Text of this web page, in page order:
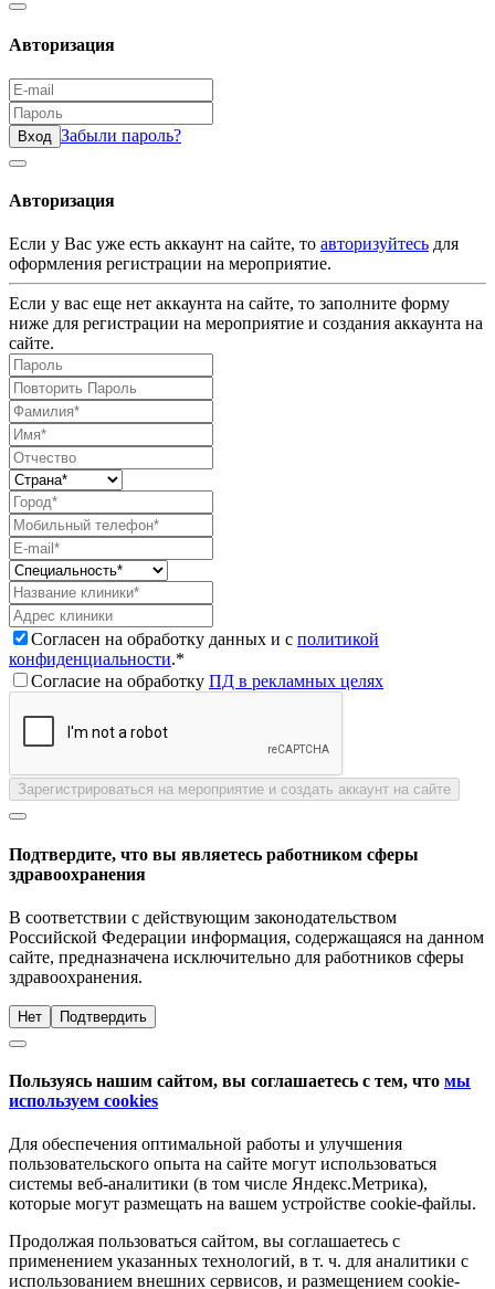
Авторизация
Вход Забыли пароль?
Авторизация
Если у Вас уже есть аккаунт на сайте, то авторизуйтесь для
оформления регистрации на мероприятие.
Если у вас еще нет аккаунта на сайте, то заполните форму
ниже для регистрации на мероприятие и создания аккаунта на
сайте.
Согласен на обработку данных и с политикой
конфиденциальности.*
Согласие на обработку ПД в рекламных целях
Зарегистрироваться на мероприятие и создать аккаунт на сайте
Подтвердите, что вы являетесь работником сферы
здравоохранения
В соответствии с действующим законодательством
Российской Федерации информация, содержащаяся на данном
сайте, предназначена исключительно для работников сферы
здравоохранения.
Нет Подтвердить
Пользуясь нашим сайтом, вы соглашаетесь с тем, что мы
используем cookies
Для обеспечения оптимальной работы и улучшения
пользовательского опыта на сайте могут использоваться
системы веб-аналитики (в том числе Яндекс.Метрика),
которые могут размещать на вашем устройстве cookie-файлы.
Продолжая пользоваться сайтом, вы соглашаетесь с
применением указанных технологий, в т. ч. для аналитики с
использованием внешних сервисов, и размещением cookie-